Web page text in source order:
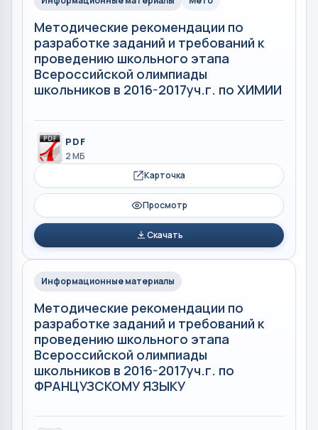
Методические рекомендации по
разработке заданий и требований к
проведению школьного этапа
Всероссийской олимпиады
школьников в 2016-2017уч.г. по ХИМИИ
PDF
2 МБ
Карточка
Просмотр
Скачать
Информационные материалы
Методические рекомендации по
разработке заданий и требований к
проведению школьного этапа
Всероссийской олимпиады
школьников в 2016-2017уч.г. по
ФРАНЦУЗСКОМУ ЯЗЫКУ